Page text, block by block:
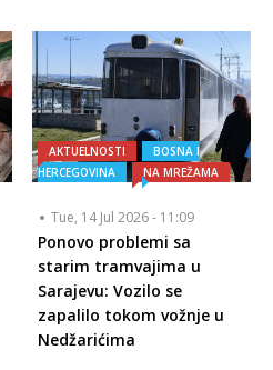
AKTUELNOSTI
BOSNA I
HERCEGOVINA
NA MREŽAMA
Tue, 14 Jul 2026 - 11:09
Ponovo problemi sa
starim tramvajima u
Sarajevu: Vozilo se
zapalilo tokom vožnje u
Nedžarićima